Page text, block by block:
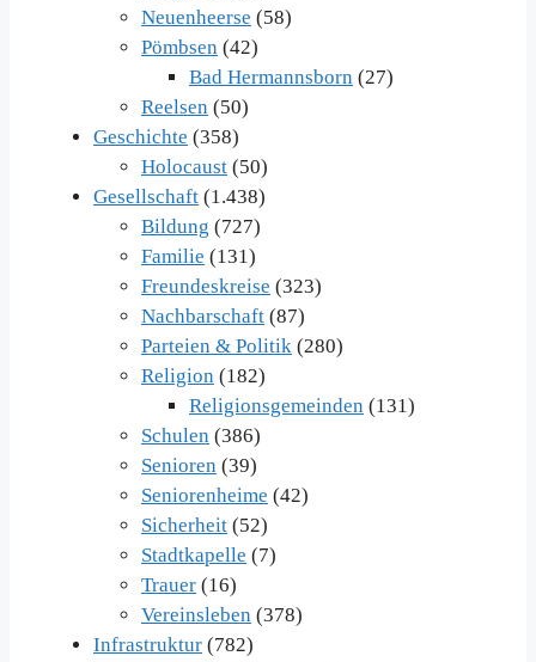
Neuenheerse (58)
Pömbsen (42)
Bad Hermannsborn (27)
Reelsen (50)
Geschichte (358)
Holocaust (50)
Gesellschaft (1.438)
Bildung (727)
Familie (131)
Freundeskreise (323)
Nachbarschaft (87)
Parteien & Politik (280)
Religion (182)
Religionsgemeinden (131)
Schulen (386)
Senioren (39)
Seniorenheime (42)
Sicherheit (52)
Stadtkapelle (7)
Trauer (16)
Vereinsleben (378)
Infrastruktur (782)